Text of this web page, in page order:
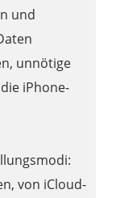
und
unnötige
iPhone-
von iCloud-